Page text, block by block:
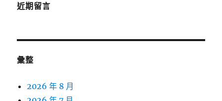
近期留言
彙整
2026 年 8 月